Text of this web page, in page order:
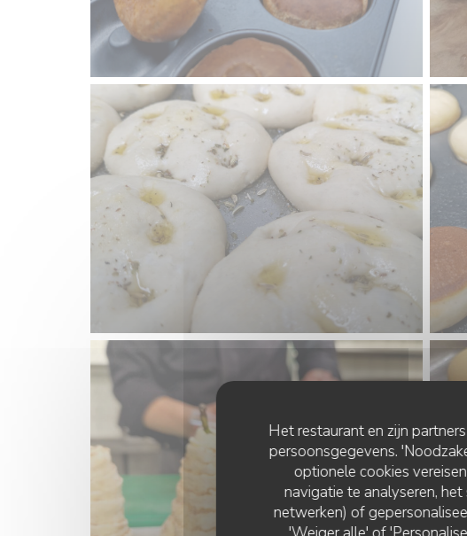
Het restaurant en zijn
persoonsgegevens.
optionele cookies
navigatie te analyseren,
netwerken) of